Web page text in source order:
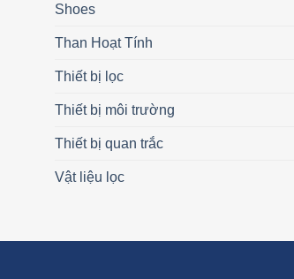
Shoes
Than Hoạt Tính
Thiết bị lọc
Thiết bị môi trường
Thiết bị quan trắc
Vật liệu lọc